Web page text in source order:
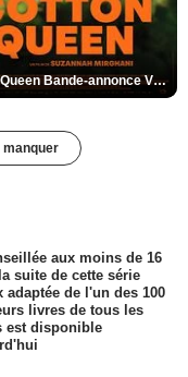
Cotton Queen Bande-annonce VO STFR
manquer
aux moins de 16
suite de cette série
adaptée de l'un des 100
livres de tous les
est disponible